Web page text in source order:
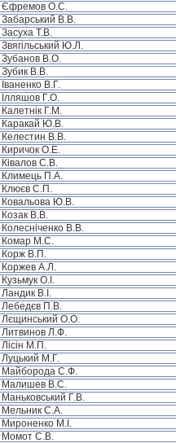
Єфремов О.С.
Забарський В.В.
Засуха Т.В.
Звягільський Ю.Л.
Зубанов В.О.
Зубик В.В.
Іваненко В.Г.
Ілляшов Г.О.
Калетнік Г.М.
Каракай Ю.В.
Келестин В.В.
Киричок О.Е.
Ківалов С.В.
Климець П.А.
Клюєв С.П.
Ковальова Ю.В.
Козак В.В.
Колесніченко В.В.
Комар М.С.
Корж В.П.
Коржев А.Л.
Кузьмук О.І.
Ландик В.І.
Лебедєв П.В.
Лєщинський О.О.
Литвинов Л.Ф.
Лісін М.П.
Луцький М.Г.
Майборода С.Ф.
Малишев В.С.
Маньковський Г.В.
Мельник С.А.
Мироненко М.І.
Момот С.В.